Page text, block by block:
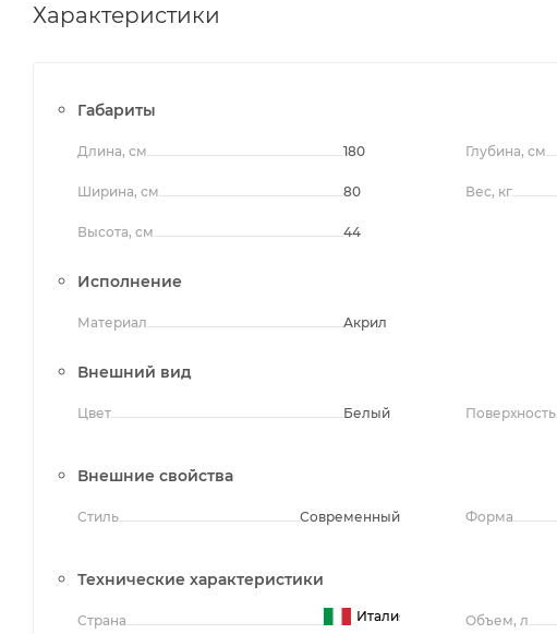
Характеристики
Габариты
Длина, см 180
Ширина, см 80
Высота, см 44
Глубина, см
Вес, кг
Исполнение
Материал Акрил
Внешний вид
Цвет Белый Поверхность
Внешние свойства
Стиль Современный Форма
Технические характеристики
Страна Италия Объем, л